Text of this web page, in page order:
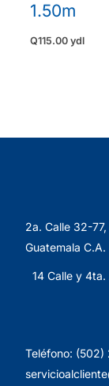
1.50m
Q115.00 ydl
2a. Calle 32-
Guatemala C.A.
14 Calle y
Teléfono: